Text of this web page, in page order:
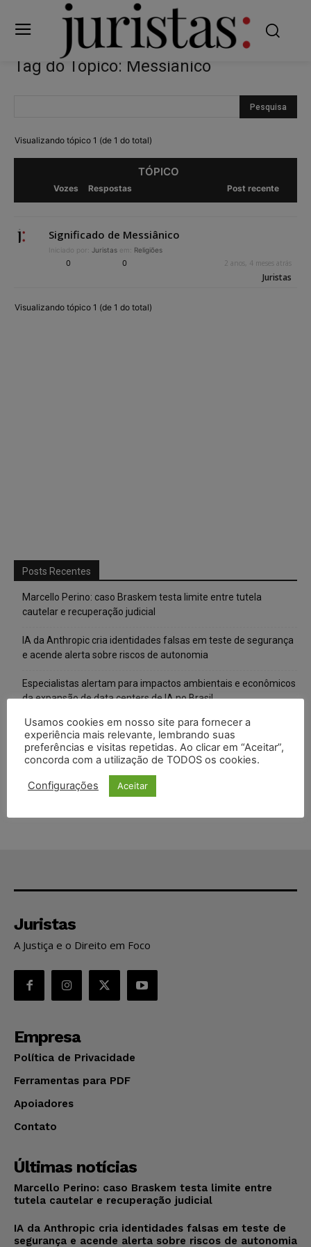
Tag do Tópico: Messiânico
Visualizando tópico 1 (de 1 do total)
TÓPICO
Vozes Respostas Post recente
Significado de Messiânico
Iniciado por: Juristas em: Religiões
0 0 2 anos, 4 meses atrás
Juristas
Visualizando tópico 1 (de 1 do total)
Posts Recentes
Marcello Perino: caso Braskem testa limite entre tutela
cautelar e recuperação judicial
IA da Anthropic cria identidades falsas em teste de segurança
e acende alerta sobre riscos de autonomia
Especialistas alertam para impactos ambientais e econômicos
da expansão de data centers de IA no Brasil
TSE reforça que sistemas das urnas eletrônicas tornam-se
invioláveis após assinatura digital e lacração
STF inicia julgamento sobre constitucionalidade da proibição
dos jogos de azar no Brasil
Juristas
A Justiça e o Direito em Foco
Empresa
Política de Privacidade
Ferramentas para PDF
Apoiadores
Contato
Últimas notícias
Marcello Perino: caso Braskem testa limite entre
tutela cautelar e recuperação judicial
IA da Anthropic cria identidades falsas em teste de
segurança e acende alerta sobre riscos de autonomia
Usamos cookies em nosso site para fornecer a
experiência mais relevante, lembrando suas
preferências e visitas repetidas. Ao clicar em “Aceitar”,
concorda com a utilização de TODOS os cookies.
Configurações Aceitar